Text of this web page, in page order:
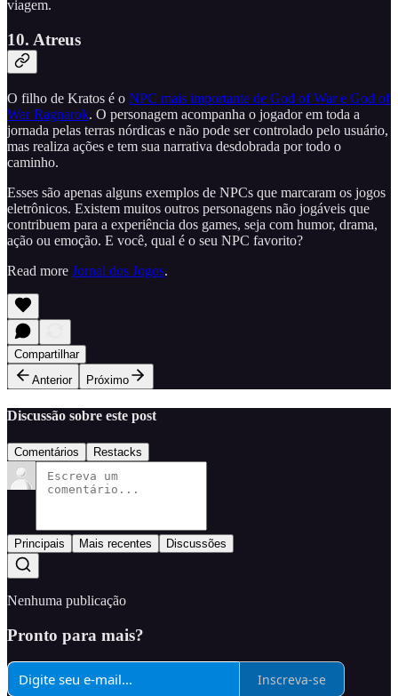
viagem.
10. Atreus
O filho de Kratos é o NPC mais importante de God of War e God of
War Ragnarok. O personagem acompanha o jogador em toda a
jornada pelas terras nórdicas e não pode ser controlado pelo usuário,
mas realiza ações e tem sua narrativa desdobrada por todo o
caminho.
Esses são apenas alguns exemplos de NPCs que marcaram os jogos
eletrônicos. Existem muitos outros personagens não jogáveis que
contribuem para a experiência dos games, seja com humor, drama,
ação ou emoção. E você, qual é o seu NPC favorito?
Read more Jornal dos Jogos.
Compartilhar
Anterior
Próximo
Discussão sobre este post
Comentários Restacks
Principais Mais recentes Discussões
Nenhuma publicação
Pronto para mais?
Inscreva-se